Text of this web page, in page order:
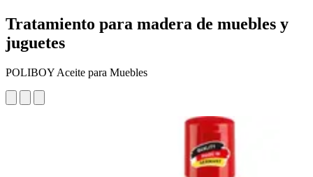
Tratamiento para madera de muebles y
juguetes
POLIBOY Aceite para Muebles